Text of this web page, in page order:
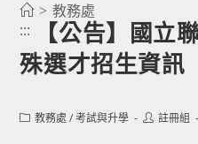
> 教務處
:::
【公告】國立
殊選才招生資訊
Post教務處 / 考試與升學
Post註冊組